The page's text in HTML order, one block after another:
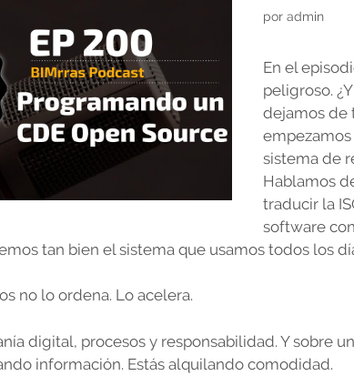
por admin
En el
peligroso.
dejamos de
sistema de
Hablamos
traducir la
software
tan bien el sistema que usamos todos los
no lo ordena. Lo acelera.
digital, procesos y responsabilidad. Y sobre
información. Estás alquilando comodidad.